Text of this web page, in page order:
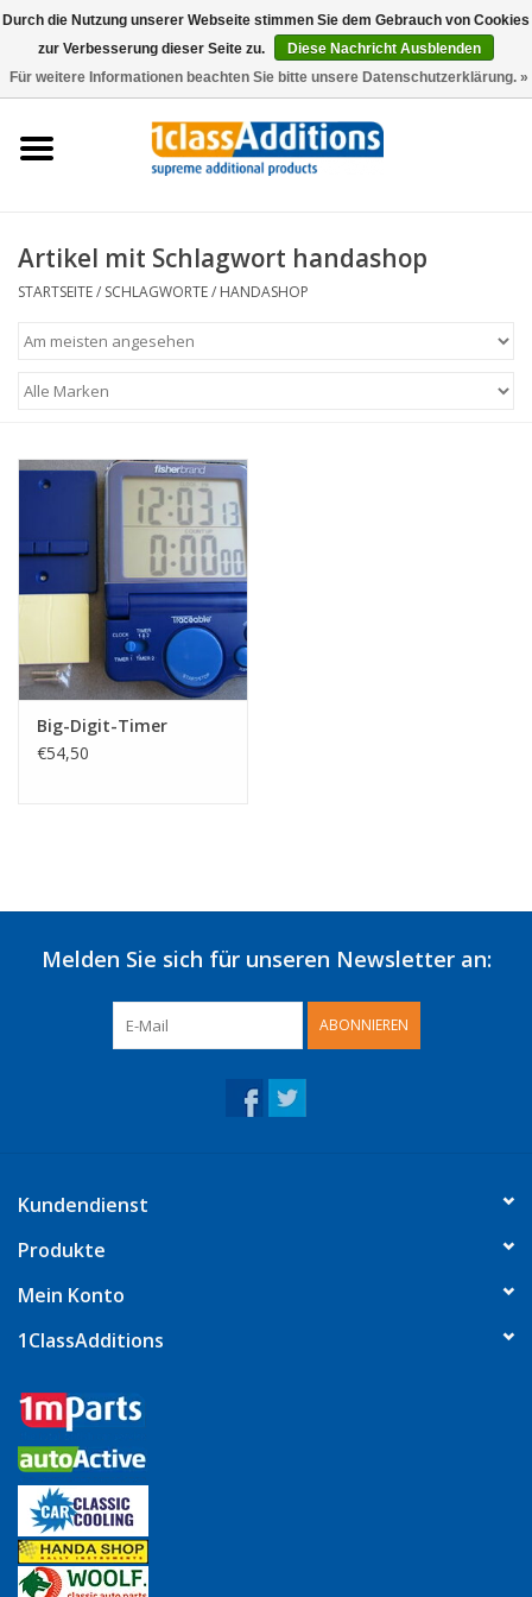
0 Artikel - €0,00
Auto Lagerung
Zubehör
Artikel mit Schlagwort handashop
STARTSEITE/ SCHLAGWORTE/ HANDASHOP
Big-Digit-Timer
€54,50
Melden Sie sich für unseren Newsletter an:
ABONNIEREN
Kundendienst
Produkte
Mein Konto
1ClassAdditions
Durch die Nutzung unserer Webseite stimmen Sie dem Gebrauch von Cookies
zur Verbesserung dieser Seite zu.
Diese Nachricht Ausblenden
Für weitere Informationen beachten Sie bitte unsere Datenschutzerklärung. »